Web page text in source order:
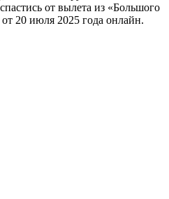
от вылета из «Большого
20 июля 2025 года онлайн.